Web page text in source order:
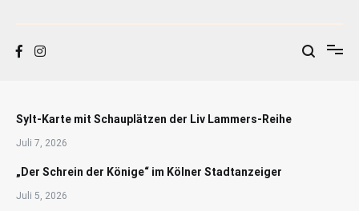
Sylt-Karte mit Schauplätzen der Liv Lammers-Reihe
Juli 7, 2026
„Der Schrein der Könige“ im Kölner Stadtanzeiger
Juli 5, 2026